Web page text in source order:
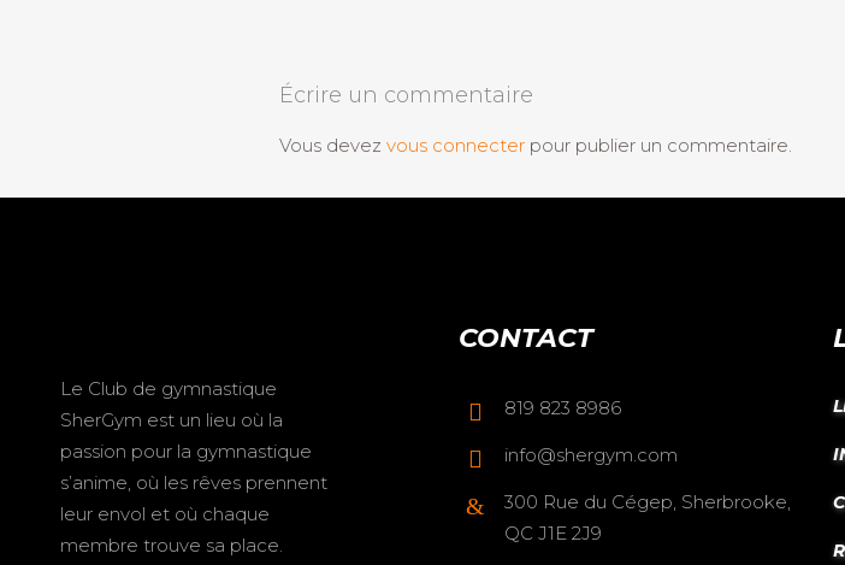
Écrire un commentaire
Vous devez vous connecter pour publier un commentaire.
Le Club de gymnastique
SherGym est un lieu où la
passion pour la gymnastique
s’anime, où les rêves prennent
leur envol et où chaque
membre trouve sa place.
CONTACT
819 823 8986
info@shergym.com
300 Rue du Cégep, Sherbrooke,
QC J1E 2J9